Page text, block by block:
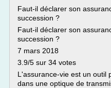
Faut-il déclarer son
succession ?
Faut-il déclarer son
succession ?
7 mars 2018
3.9/5 sur 34 votes
L'assurance-vie est un outil
dans une optique de